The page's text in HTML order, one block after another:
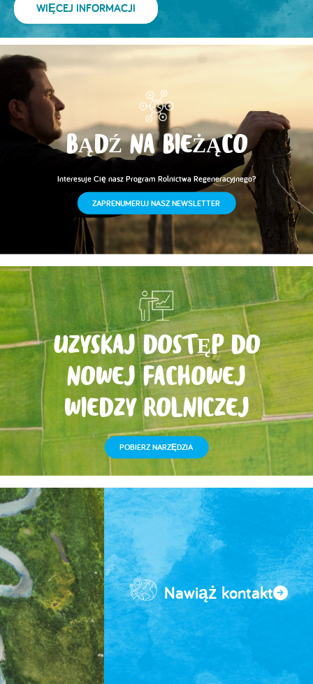
WIĘCEJ INFORMACJI
BĄDŹ NA BIEŻĄCO
Interesuje Cię nasz Program Rolnictwa Regeneracyjnego?
ZAPRENUMERUJ NASZ NEWSLETTER
UZYSKAJ DOSTĘP DO
NOWEJ FACHOWEJ
WIEDZY ROLNICZEJ
POBIERZ NARZĘDZIA
Nawiąż kontakt